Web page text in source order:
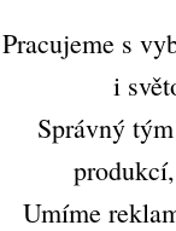
Pracujeme s
i
Správný
Umíme